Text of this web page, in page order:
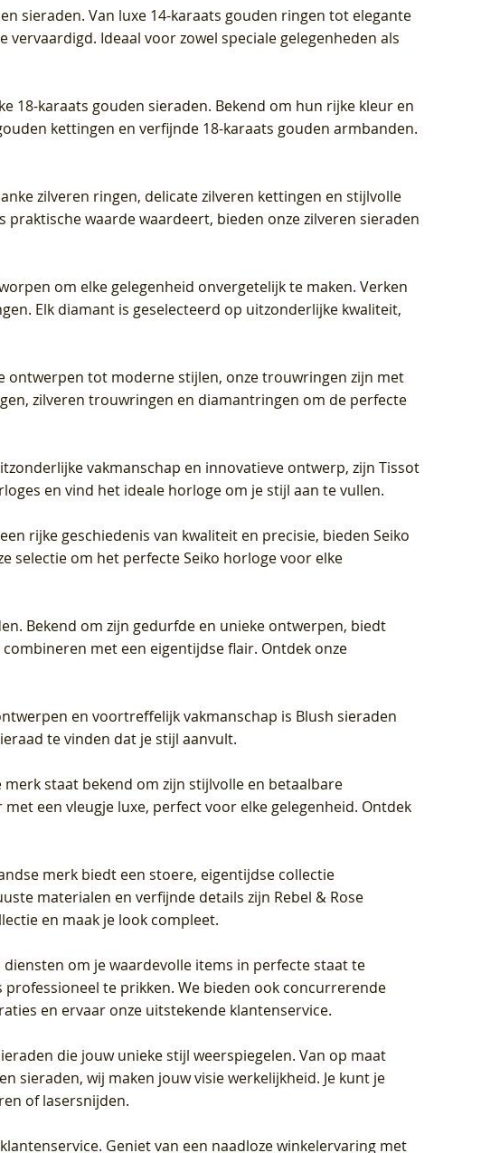
sieraden. Van luxe 14-karaats gouden ringen tot elegante
Ideaal voor zowel speciale gelegenheden als
18-karaats gouden sieraden. Bekend om hun rijke kleur en
kettingen en verfijnde 18-karaats gouden armbanden.
zilveren ringen, delicate zilveren kettingen en stijlvolle
waarde waardeert, bieden onze zilveren sieraden
om elke gelegenheid onvergetelijk te maken. Verken
Elk diamant is geselecteerd op uitzonderlijke kwaliteit,
ontwerpen tot moderne stijlen, onze trouwringen zijn met
zilveren trouwringen en diamantringen om de perfecte
vakmanschap en innovatieve ontwerp, zijn Tissot
en vind het ideale horloge om je stijl aan te vullen.
rijke geschiedenis van kwaliteit en precisie, bieden Seiko
selectie om het perfecte Seiko horloge voor elke
Bekend om zijn gedurfde en unieke ontwerpen, biedt
met een eigentijdse flair. Ontdek onze
en voortreffelijk vakmanschap is Blush sieraden
te vinden dat je stijl aanvult.
staat bekend om zijn stijlvolle en betaalbare
een vleugje luxe, perfect voor elke gelegenheid. Ontdek
merk biedt een stoere, eigentijdse collectie
materialen en verfijnde details zijn Rebel & Rose
en maak je look compleet.
om je waardevolle items in perfecte staat te
te prikken. We bieden ook concurrerende
en ervaar onze uitstekende klantenservice.
die jouw unieke stijl weerspiegelen. Van op maat
sieraden, wij maken jouw visie werkelijkheid. Je kunt je
of lasersnijden.
klantenservice. Geniet van een naadloze winkelervaring met